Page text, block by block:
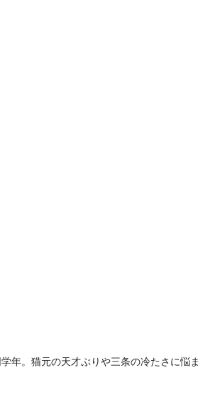
年。猫元の天才ぶりや三条の冷たさに悩ま